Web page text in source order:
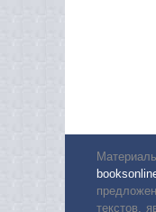
текстов,